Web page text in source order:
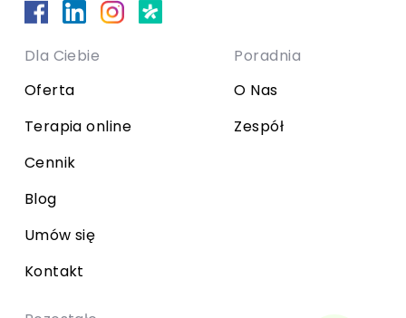
Dla Ciebie
Oferta
Terapia online
Cennik
Blog
Umów się
Kontakt
Poradnia
O Nas
Zespół